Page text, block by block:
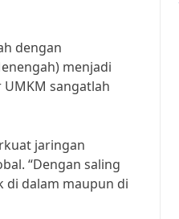
dengan
menjadi
sangatlah
jaringan
“Dengan saling
di dalam maupun di